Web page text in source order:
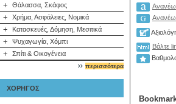
+ Θάλασσα, Σκάφος
+ Χρήμα, Ασφάλειες, Νομικά
+ Κατασκευές, Δόμηση, Μεσιτικά
+ Ψυχαγωγία, Χόμπι
+ Σπίτι & Οικογένεια
περισσότερα
ΧΟΡΗΓΟΣ
Βάλτε